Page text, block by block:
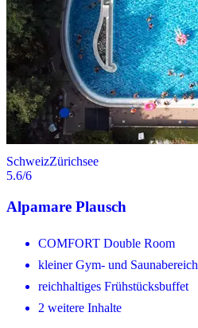
SchweizZürichsee
5.6/6
Alpamare Plausch
COMFORT Double Room
kleiner Gym- und Saunabereich
reichhaltiges Frühstücksbuffet
2 weitere Inhalte